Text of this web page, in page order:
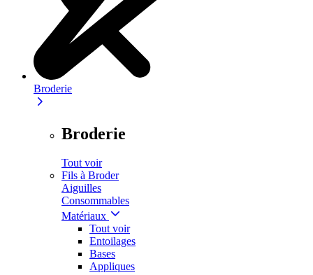
Broderie
Broderie
Tout voir
Fils à Broder
Aiguilles
Consommables
Matériaux
Tout voir
Entoilages
Bases
Appliques